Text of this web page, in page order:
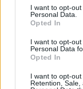
consent section.
I want to opt-
Personal Data.
Opted In
I want to opt-
Personal Data
Opted In
I want to opt-out
Retention,
mint a való
Bizony a háborút,
Emmanuel
társadalom
mértéke akkora,
már nem elég
megnevezés.